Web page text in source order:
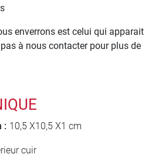
enverrons est celui qui apparait
à nous contacter pour plus de
: 10,5 X10,5 X1 cm
cuir